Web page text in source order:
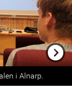
i Alnarp.